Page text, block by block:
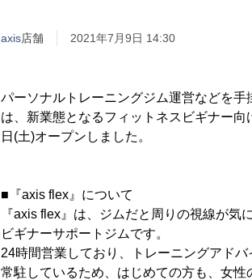
axis店舗 2021年7月9日 14:30
パーソナルトレーニングジム運営などを
は、新業態となるフィットネスビギナー
日(土)オープンしました。
■『axis flex』について
『axis flex』は、ジムだと周りの視線が
ビギナーサポートジムです。
24時間営業しており、トレーニングアド
常駐しているため、はじめての方も、女性